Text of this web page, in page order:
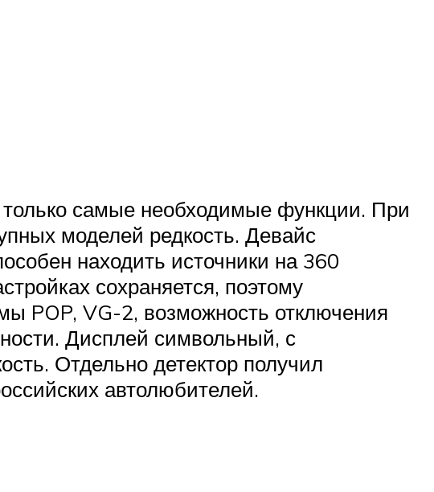
только самые необходимые функции. При
моделей редкость. Девайс
находить источники на 360
сохраняется, поэтому
POP, VG-2, возможность отключения
Дисплей символьный, с
Отдельно детектор получил
автолюбителей.